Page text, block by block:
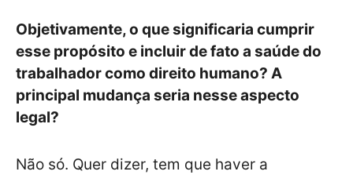
Objetivamente, o que significaria cumprir
esse propósito e incluir de fato a saúde do
trabalhador como direito humano? A
principal mudança seria nesse aspecto
legal?
Não só. Quer dizer, tem que haver a